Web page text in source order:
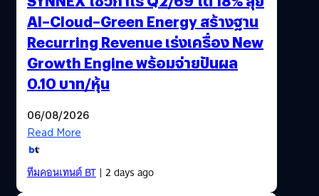
AI–Cloud–Green Energy สร้างฐาน
Recurring Revenue เร่งเครื่อง New
Growth Engine พร้อมจ่ายปันผล
0.10 บาท/หุ้น
06/08/2026
Read More
ทีมคอนเทนต์ BT| 2 days ago